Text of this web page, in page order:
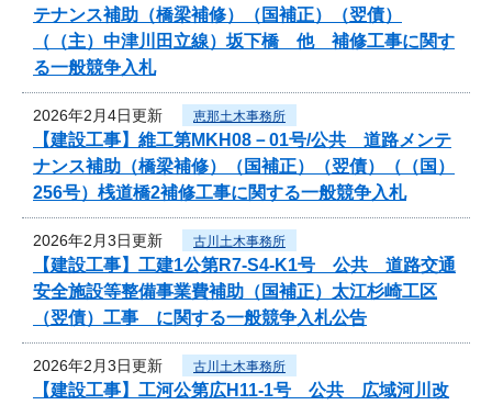
テナンス補助（橋梁補修）（国補正）（翌債）
（（主）中津川田立線）坂下橋 他 補修工事に関す
る一般競争入札
2026年2月4日更新 恵那土木事務所
【建設工事】維工第MKH08－01号/公共 道路メンテ
ナンス補助（橋梁補修）（国補正）（翌債）（（国）
256号）桟道橋2補修工事に関する一般競争入札
2026年2月3日更新 古川土木事務所
【建設工事】工建1公第R7-S4-K1号 公共 道路交通
安全施設等整備事業費補助（国補正）太江杉崎工区
（翌債）工事 に関する一般競争入札公告
2026年2月3日更新 古川土木事務所
【建設工事】工河公第広H11-1号 公共 広域河川改